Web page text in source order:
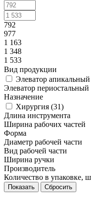
792
977
1 163
1 348
1 533
Вид продукции
Элеватор
Элеватор периостальный
Назначение
Хирургия (31)
Длина инструмента
Ширина рабочих частей
Форма
Диаметр рабочей части
Вид рабочей части
Ширина ручки
Производитель
Количество в упаковке,
Сбросить